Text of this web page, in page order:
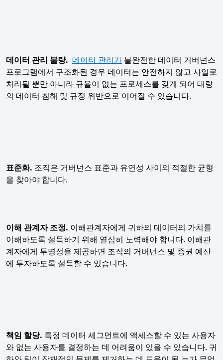
데이터 관리 불량. 데이터 관리가 불완전한 데이터 거버넌스
프로그램에서 구조화된 경우 데이터는 안전하지 않고 사일로
처리될 뿐만 아니라 규율이 없는 프로세스를 갖게 되어 대량
의 데이터 침해 및 규정 위반으로 이어질 수 있습니다.
표준화. 조직은 거버넌스 표준과 유연성 사이의 적절한 균형
을 찾아야 합니다.
이해 관계자 조정. 이해관계자에게 귀하의 데이터의 가치를
이해하도록 설득하기 위해 열심히 노력해야 합니다. 이해관
계자에게 투명성을 제공하면 조직의 거버넌스 및 증권 예산
에 투자하도록 설득할 수 있습니다.
책임 할당. 특정 데이터 세그먼트에 액세스할 수 있는 사용자
와 없는 사용자를 결정하는 데 어려움이 있을 수 있습니다. 귀